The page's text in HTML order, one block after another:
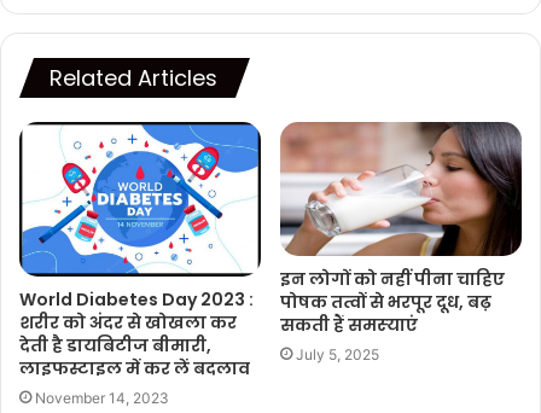
Related Articles
World Diabetes Day 2023 :
शरीर को अंदर से खोखला कर
देती है डायबिटीज बीमारी,
लाइफस्टाइल में कर लें बदलाव
November 14, 2023
इन लोगों को नहीं पीना चाहिए
पोषक तत्वों से भरपूर दूध, बढ़
सकती हैं समस्‍याएं
July 5, 2025